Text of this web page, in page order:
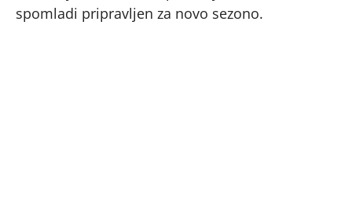
spomladi pripravljen za novo sezono.